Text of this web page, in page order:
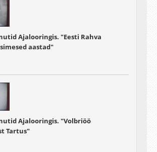
Ajalooringis. "Eesti Rahva
aastad"
Ajalooringis. "Volbriöö
Tartus"